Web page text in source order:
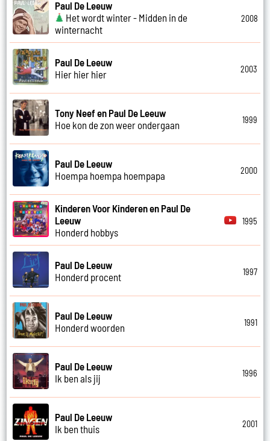
Paul De Leeuw
Het wordt winter - Midden in de
winternacht
2008
Paul De Leeuw
Hier hier hier
2003
Tony Neef en Paul De Leeuw
Hoe kon de zon weer ondergaan
1999
Paul De Leeuw
Hoempa hoempa hoempapa
2000
Kinderen Voor Kinderen en Paul De
Leeuw
Honderd hobbys
1995
Paul De Leeuw
Honderd procent
1997
Paul De Leeuw
Honderd woorden
1991
Paul De Leeuw
Ik ben als jij
1996
Paul De Leeuw
Ik ben thuis
2001